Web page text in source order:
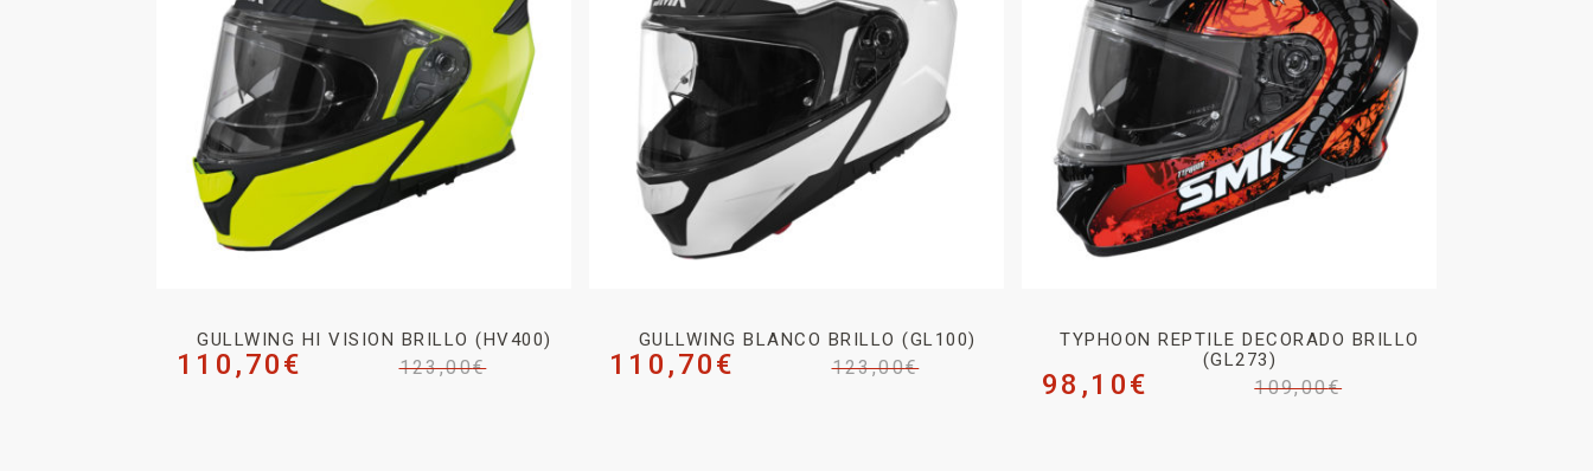
GULLWING HI VISION BRILLO (HV400)
123,00€
110,70€
GULLWING BLANCO BRILLO (GL100)
123,00€
110,70€
TYPHOON REPTILE DECORADO BRILLO
(GL273)
109,00€
98,10€